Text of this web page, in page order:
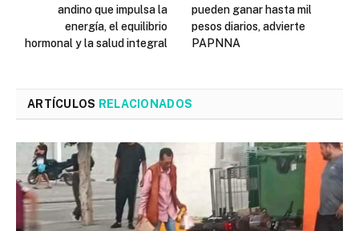
andino que impulsa la
energía, el equilibrio
hormonal y la salud integral
pueden ganar hasta mil
pesos diarios, advierte
PAPNNA
ARTÍCULOS RELACIONADOS